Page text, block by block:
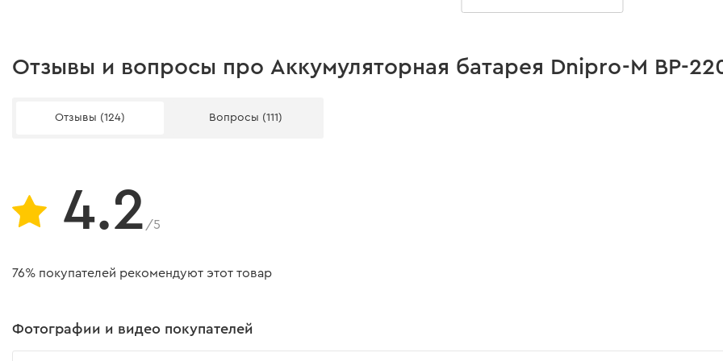
Небольшой вес аккумулятора обеспечивает еще
большую эргономику инструмента и позволяет
Защита от короткого замыкания
Комплектация
Отзывы и вопросы про Аккумуляторная батарея Dnipro-M BP-
Отзывы (124) Вопросы (111)
4.2 /5
76% покупателей рекомендуют этот товар
Фотографии и видео покупателей